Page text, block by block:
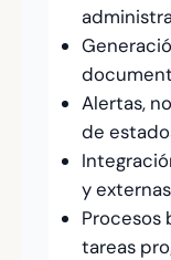
Alertas,
de
y
Procesos
tareas